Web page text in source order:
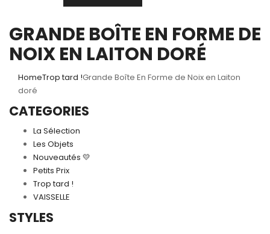
GRANDE BOÎTE EN FORME DE
NOIX EN LAITON DORÉ
HomeTrop tard !Grande Boîte En Forme de Noix en Laiton
doré
CATEGORIES
La Sélection
Les Objets
Nouveautés 💛
Petits Prix
Trop tard !
VAISSELLE
STYLES